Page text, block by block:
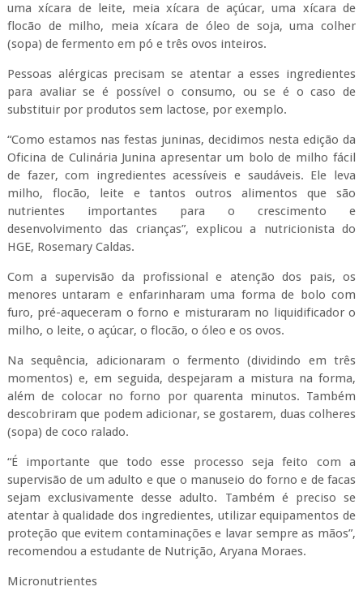
uma xícara de leite, meia xícara de açúcar, uma xícara de
flocão de milho, meia xícara de óleo de soja, uma colher
(sopa) de fermento em pó e três ovos inteiros.
Pessoas alérgicas precisam se atentar a esses ingredientes
para avaliar se é possível o consumo, ou se é o caso de
substituir por produtos sem lactose, por exemplo.
“Como estamos nas festas juninas, decidimos nesta edição da
Oficina de Culinária Junina apresentar um bolo de milho fácil
de fazer, com ingredientes acessíveis e saudáveis. Ele leva
milho, flocão, leite e tantos outros alimentos que são
nutrientes importantes para o crescimento e
desenvolvimento das crianças”, explicou a nutricionista do
HGE, Rosemary Caldas.
Com a supervisão da profissional e atenção dos pais, os
menores untaram e enfarinharam uma forma de bolo com
furo, pré-aqueceram o forno e misturaram no liquidificador o
milho, o leite, o açúcar, o flocão, o óleo e os ovos.
Na sequência, adicionaram o fermento (dividindo em três
momentos) e, em seguida, despejaram a mistura na forma,
além de colocar no forno por quarenta minutos. Também
descobriram que podem adicionar, se gostarem, duas colheres
(sopa) de coco ralado.
“É importante que todo esse processo seja feito com a
supervisão de um adulto e que o manuseio do forno e de facas
sejam exclusivamente desse adulto. Também é preciso se
atentar à qualidade dos ingredientes, utilizar equipamentos de
proteção que evitem contaminações e lavar sempre as mãos”,
recomendou a estudante de Nutrição, Aryana Moraes.
Micronutrientes